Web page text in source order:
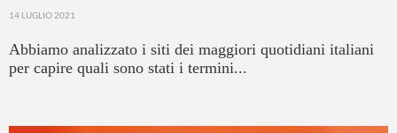
14 LUGLIO 2021
Abbiamo analizzato i siti dei maggiori quotidiani italiani
per capire quali sono stati i termini...